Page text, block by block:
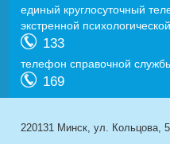
eдиный круглосуточный
экстренной
133
телефон справочной
169
220131 Минск, ул. Кольцова,